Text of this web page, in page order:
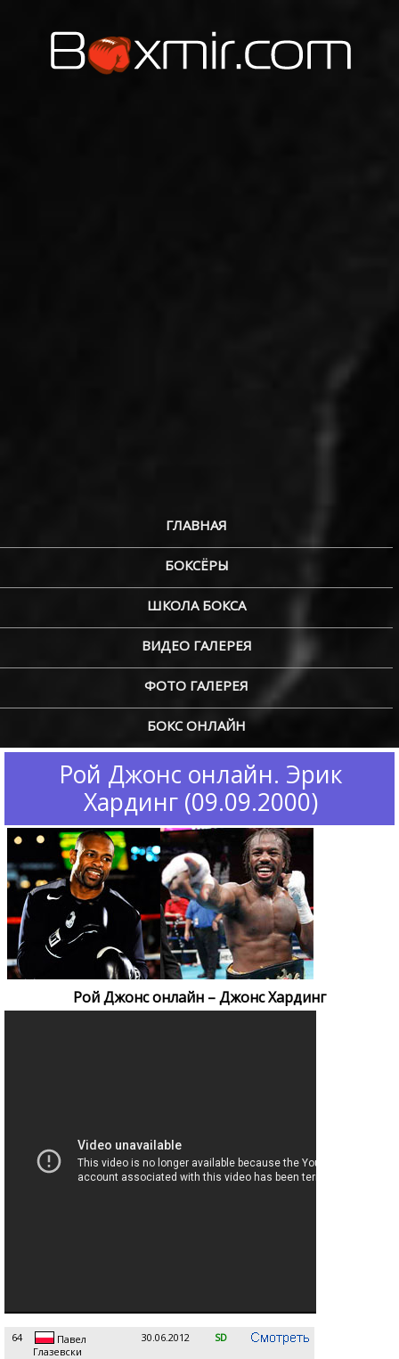
ГЛАВНАЯ
БОКСЁРЫ
ШКОЛА БОКСА
ВИДЕО ГАЛЕРЕЯ
ФОТО ГАЛЕРЕЯ
БОКС ОНЛАЙН
Рой Джонс онлайн. Эрик
Хардинг (09.09.2000)
Рой Джонс онлайн – Джонс Хардинг
64
Павел
Глазевски
30.06.2012 SD